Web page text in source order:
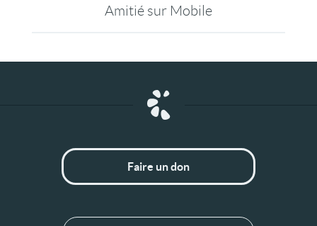
Amitié sur Mobile
Faire un don